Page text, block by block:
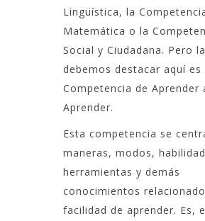
Lingüística, la
Matemática o la
Social y Ciudadana. Pero
debemos destacar aquí es
Competencia de Aprender
Aprender.
Esta competencia se
maneras, modos,
herramientas y demás
conocimientos
facilidad de aprender. Es,